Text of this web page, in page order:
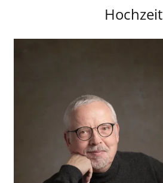
Hochzeit